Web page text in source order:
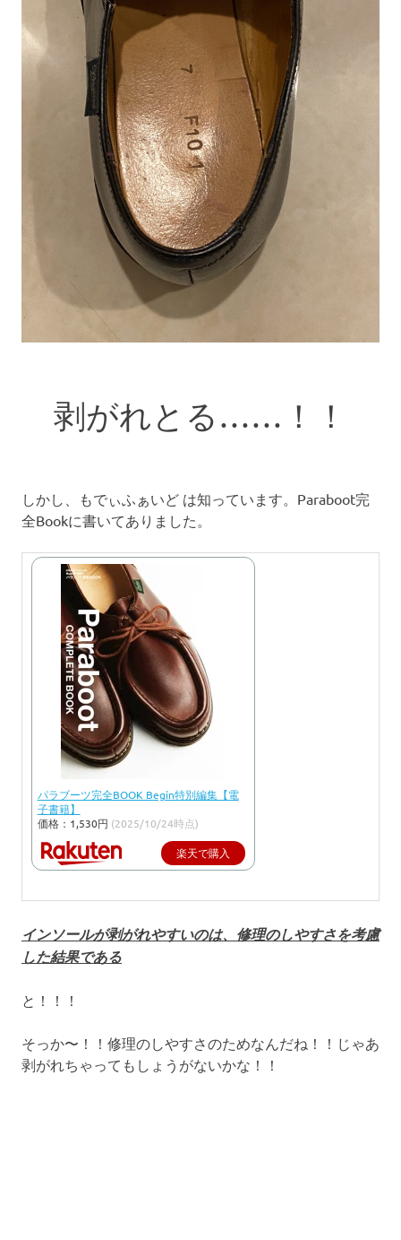
剥がれとる……！！
しかし、もでぃふぁいど は知っています。Paraboot完
全Bookに書いてありました。
パラブーツ完全BOOK Begin特別編集【電
子書籍】
価格：1,530円 (2025/10/24時点)
楽天で購入
インソールが剥がれやすいのは、修理のしやすさを考慮
した結果である
と！！！
そっか〜！！修理のしやすさのためなんだね！！じゃあ
剥がれちゃってもしょうがないかな！！